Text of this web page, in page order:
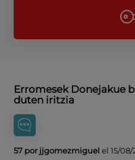
Erromesek Donejakue
duten iritzia
57 por jjgomezmiguel el 15/08/